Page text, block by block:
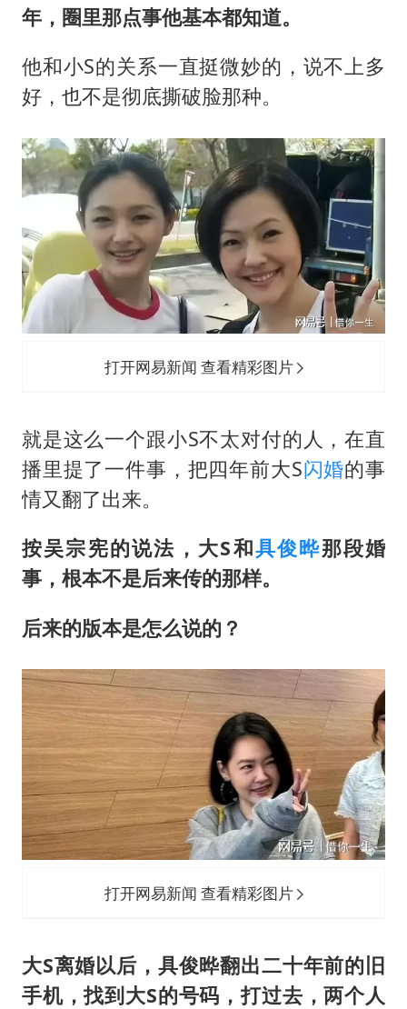
年，圈里那点事他基本都知道。
他和小S的关系一直挺微妙的，说不上多
好，也不是彻底撕破脸那种。
打开网易新闻 查看精彩图片
就是这么一个跟小S不太对付的人，在直
播里提了一件事，把四年前大S闪婚的事
情又翻了出来。
按吴宗宪的说法，大S和具俊晔那段婚
事，根本不是后来传的那样。
后来的版本是怎么说的？
打开网易新闻 查看精彩图片
大S离婚以后，具俊晔翻出二十年前的旧
手机，找到大S的号码，打过去，两个人